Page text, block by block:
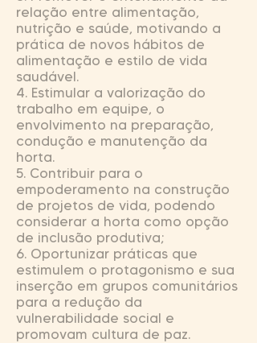
relação entre alimentação,
nutrição e saúde, motivando a
prática de novos hábitos de
alimentação e estilo de vida
saudável.
4. Estimular a valorização do
trabalho em equipe, o
envolvimento na preparação,
condução e manutenção da
horta.
5. Contribuir para o
empoderamento na construção
de projetos de vida, podendo
considerar a horta como opção
de inclusão produtiva;
6. Oportunizar práticas que
estimulem o protagonismo e sua
inserção em grupos comunitários
para a redução da
vulnerabilidade social e
promovam cultura de paz.